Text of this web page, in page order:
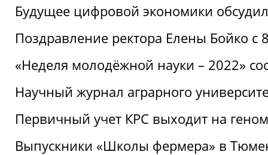
Будущее цифровой экономики
Поздравление ректора Елены Бойко с
«Неделя молодёжной науки – 2022»
Научный журнал аграрного
Первичный учет КРС выходит на
Выпускники «Школы фермера» в